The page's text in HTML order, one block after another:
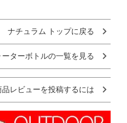
ナチュラム トップに戻る
ーターボトルの一覧を見る
品レビューを投稿するには